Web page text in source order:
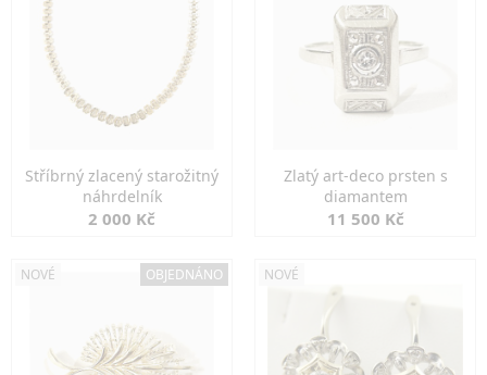
Stříbrný zlacený starožitný
náhrdelník
2 000 Kč
Zlatý art-deco prsten s
diamantem
11 500 Kč
NOVÉ OBJEDNÁNO NOVÉ